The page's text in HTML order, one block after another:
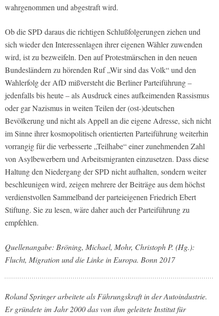
wahrgenommen und abgestraft wird.
Ob die SPD daraus die richtigen Schlußfolgerungen ziehen und
sich wieder den Interessenlagen ihrer eigenen Wähler zuwenden
wird, ist zu bezweifeln. Den auf Protestmärschen in den neuen
Bundesländern zu hörenden Ruf „Wir sind das Volk“ und den
Wahlerfolg der AfD mißversteht die Berliner Parteiführung –
jedenfalls bis heute – als Ausdruck eines aufkeimenden Rassismus
oder gar Nazismus in weiten Teilen der (ost-)deutschen
Bevölkerung und nicht als Appell an die eigene Adresse, sich nicht
im Sinne ihrer kosmopolitisch orientierten Parteiführung weiterhin
vorrangig für die verbesserte „Teilhabe“ einer zunehmenden Zahl
von Asylbewerbern und Arbeitsmigranten einzusetzen. Dass diese
Haltung den Niedergang der SPD nicht aufhalten, sondern weiter
beschleunigen wird, zeigen mehrere der Beiträge aus dem höchst
verdienstvollen Sammelband der parteieigenen Friedrich Ebert
Stiftung. Sie zu lesen, wäre daher auch der Parteiführung zu
empfehlen.
Quellenangabe: Bröning, Michael, Mohr, Christoph P. (Hg.):
Flucht, Migration und die Linke in Europa. Bonn 2017
Roland Springer arbeitete als Führungskraft in der Autoindustrie.
Er gründete im Jahr 2000 das von ihm geleitete Institut für